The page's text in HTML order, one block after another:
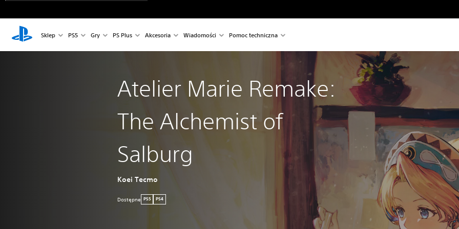
Sklep PS5 Gry PS Plus Akcesoria Wiadomości Pomoc techniczna
Atelier Marie Remake:
The Alchemist of
Salburg
Koei Tecmo
Dostępne PS5 PS4